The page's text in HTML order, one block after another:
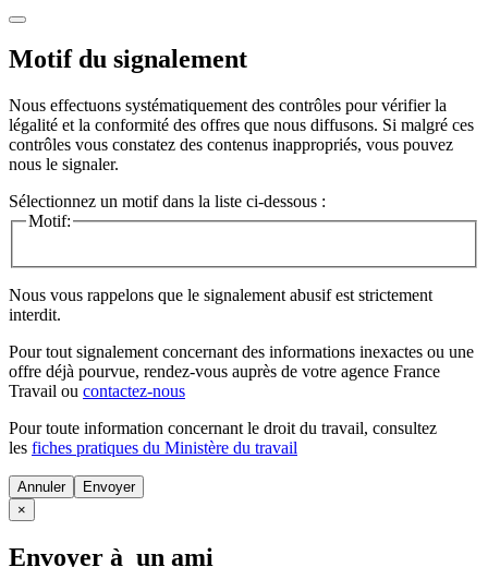
Motif du signalement
Nous effectuons systématiquement des contrôles pour vérifier la
légalité et la conformité des offres que nous diffusons. Si malgré ces
contrôles vous constatez des contenus inappropriés, vous pouvez
nous le signaler.
Sélectionnez un motif dans la liste ci-dessous :
Motif:
Nous vous rappelons que le signalement abusif est strictement
interdit.
Pour tout signalement concernant des informations inexactes ou une
offre déjà pourvue, rendez-vous auprès de votre agence France
Travail ou contactez-nous
Pour toute information concernant le droit du travail, consultez
les fiches pratiques du Ministère du travail
Annuler
×
Envoyer à un ami